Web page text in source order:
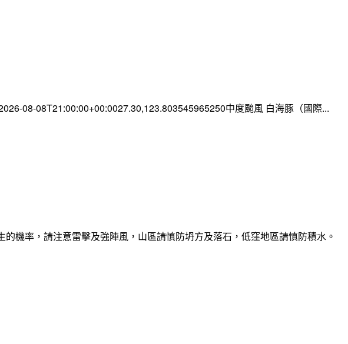
08-08T21:00:00+00:0027.30,123.803545965250中度颱風 白海豚（國際...
機率，請注意雷擊及強陣風，山區請慎防坍方及落石，低窪地區請慎防積水。